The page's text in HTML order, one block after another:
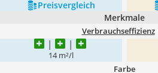
Preis­vergleich
Merkmale
Verbrauchseffizienz
14 m²/l
Farbe